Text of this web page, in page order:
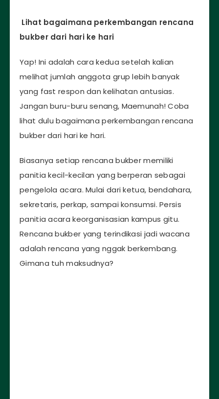
Lihat bagaimana perkembangan rencana
bukber dari hari ke hari
Yap! Ini adalah cara kedua setelah kalian
melihat jumlah anggota grup lebih banyak
yang fast respon dan kelihatan antusias.
Jangan buru-buru senang, Maemunah! Coba
lihat dulu bagaimana perkembangan rencana
bukber dari hari ke hari.
Biasanya setiap rencana bukber memiliki
panitia kecil-kecilan yang berperan sebagai
pengelola acara. Mulai dari ketua, bendahara,
sekretaris, perkap, sampai konsumsi. Persis
panitia acara keorganisasian kampus gitu.
Rencana bukber yang terindikasi jadi wacana
adalah rencana yang nggak berkembang.
Gimana tuh maksudnya?